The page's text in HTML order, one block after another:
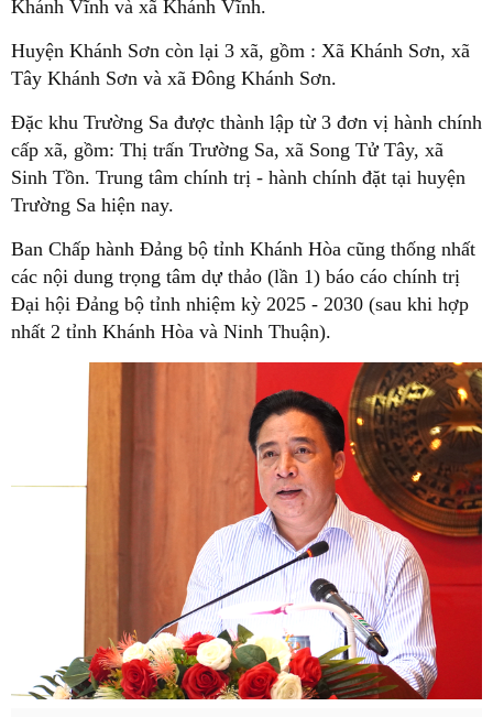
Khánh Vĩnh và xã Khánh Vĩnh.
Huyện Khánh Sơn còn lại 3 xã, gồm : Xã Khánh Sơn, xã
Tây Khánh Sơn và xã Đông Khánh Sơn.
Đặc khu Trường Sa được thành lập từ 3 đơn vị hành chính
cấp xã, gồm: Thị trấn Trường Sa, xã Song Tử Tây, xã
Sinh Tồn. Trung tâm chính trị - hành chính đặt tại huyện
Trường Sa hiện nay.
Ban Chấp hành Đảng bộ tỉnh Khánh Hòa cũng thống nhất
các nội dung trọng tâm dự thảo (lần 1) báo cáo chính trị
Đại hội Đảng bộ tỉnh nhiệm kỳ 2025 - 2030 (sau khi hợp
nhất 2 tỉnh Khánh Hòa và Ninh Thuận).